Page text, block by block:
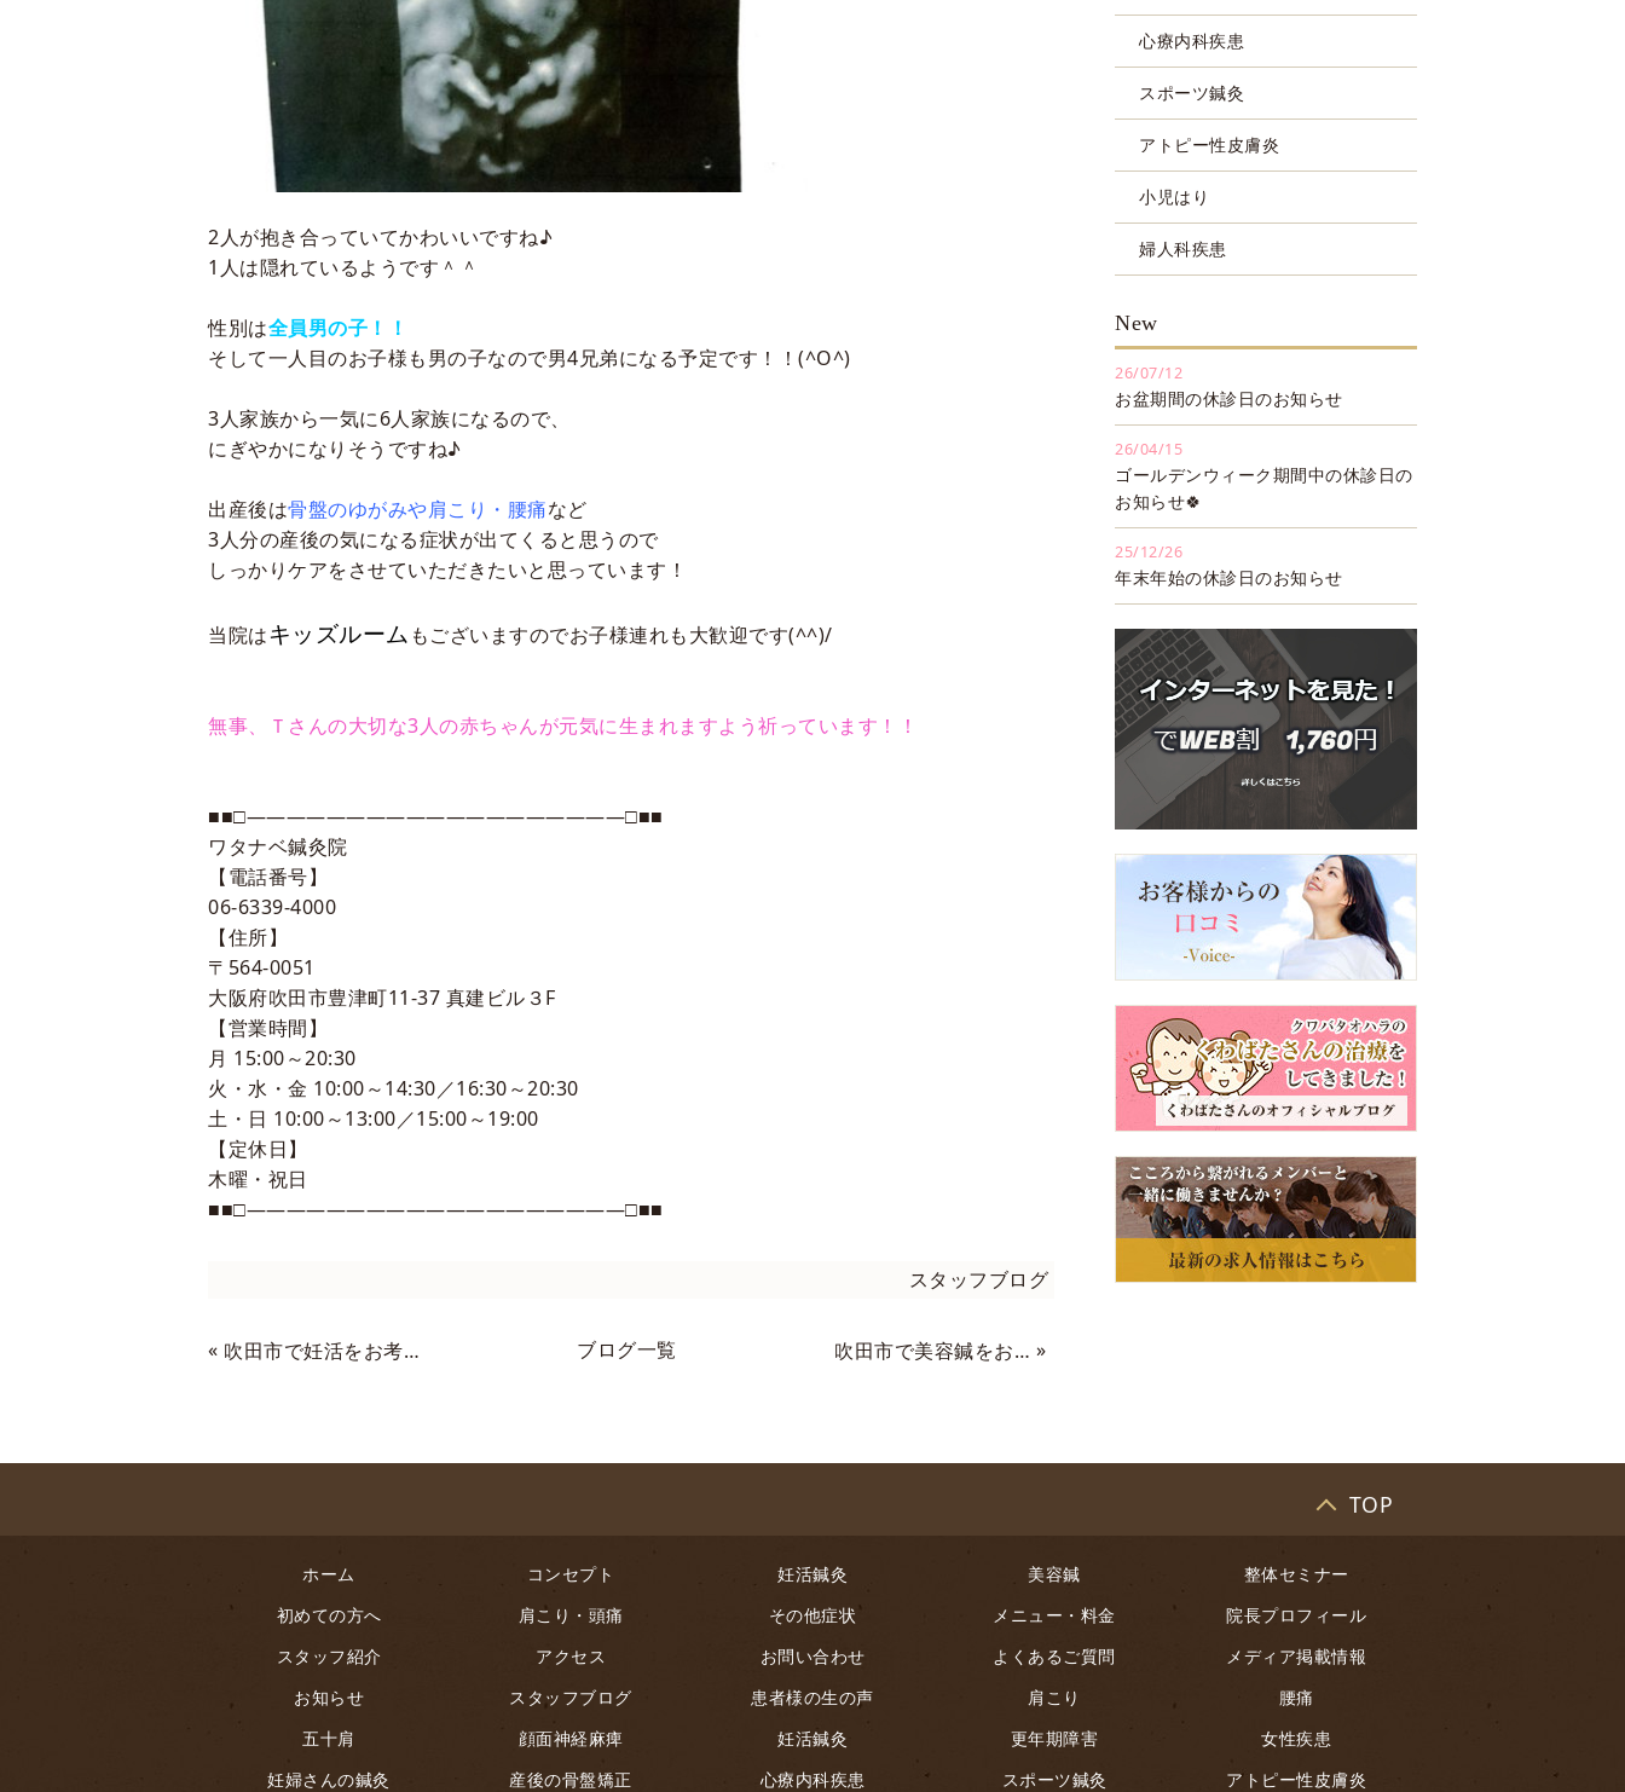
2人が抱き合っていてかわいいですね♪
1 人は隠れているようです＾＾
性別は全員男の子！！
そして一人目のお子様も男の子なので男4兄弟になる予定です！！(^O^)
3人家族から一気に6人家族になるので、
にぎやかになりそうですね♪
出産後は骨盤のゆがみや肩こり・腰痛など
3人分の産後の気になる症状が出てくると思うので
しっかりケアをさせていただきたいと思っています！
当院はキッズルーム もございますのでお子様連れも大歓迎です(^^)/
無事、Ｔさんの大切な3人の赤ちゃんが元気に生まれますよう祈っています！！
■■□―――――――――――――――――――□■■
ワタナベ鍼灸院
【電話番号】
06-6339-4000
【住所】
〒564-0051
大阪府吹田市豊津町11-37 真建ビル３F
【営業時間】
月 15:00～20:30
火・水・金 10:00～14:30／16:30～20:30
土・日 10:00～13:00／15:00～19:00
【定休日】
木曜・祝日
■■□―――――――――――――――――――□■■
スタッフブログ
« 吹田市で妊活をお考えの方へ 食物繊維の効果！ ブログ一覧 吹田市で美容鍼をお考えの方へ 紫外線の恐怖 »
心療内科疾患
スポーツ鍼灸
アトピー性皮膚炎
小児はり
婦人科疾患
New
26/07/12
お盆期間の休診日のお知らせ
26/04/15
ゴールデンウィーク期間中の休診日の
お知らせ🍀
25/12/26
年末年始の休診日のお知らせ
TOP
ホーム コンセプト 妊活鍼灸 美容鍼
整体セミナー
初めての方へ
肩こり・頭痛 その他症状 メニュー・料金
院長プロフィール
スタッフ紹介
アクセス お問い合わせ よくあるご質問
メディア掲載情報
お知らせ
スタッフブログ 患者様の生の声 肩こり
腰痛
五十肩
顔面神経麻痺 妊活鍼灸 更年期障害
女性疾患
妊婦さんの鍼灸
産後の骨盤矯正 心療内科疾患 スポーツ鍼灸 アトピー性皮膚炎